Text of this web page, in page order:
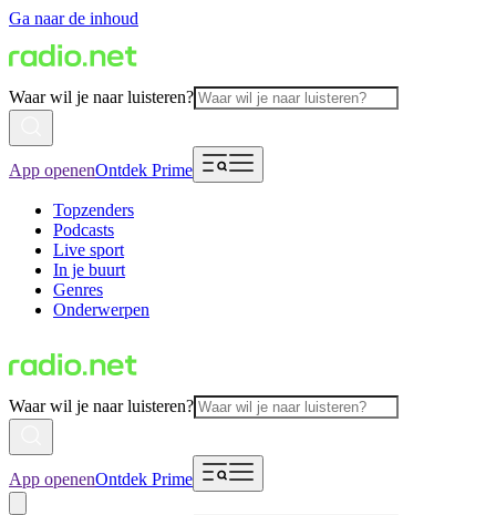
Ga naar de inhoud
Waar wil je naar luisteren?
App openenOntdek Prime
Topzenders
Podcasts
Live sport
In je buurt
Genres
Onderwerpen
Waar wil je naar luisteren?
App openenOntdek Prime